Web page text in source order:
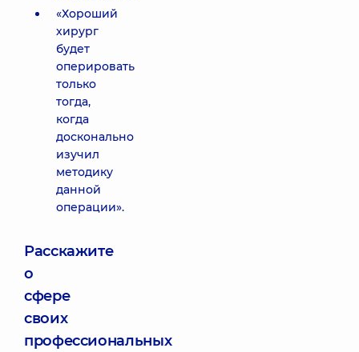
«Хороший
хирург
будет
оперировать
только
тогда,
когда
досконально
изучил
методику
данной
операции».
Расскажите
о
сфере
своих
профессиональных